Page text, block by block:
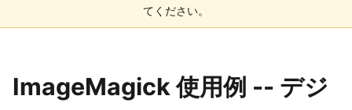
てください。
ImageMagick 使用例 -- デジ